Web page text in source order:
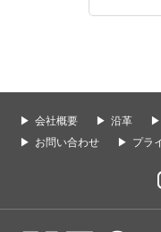
会社概要 沿革
お問い合わせ
プラ